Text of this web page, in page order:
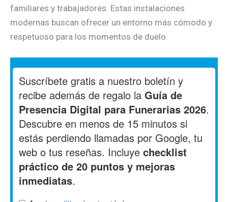
familiares y trabajadores. Estas instalaciones
modernas buscan ofrecer un entorno más cómodo y
respetuoso para los momentos de duelo.